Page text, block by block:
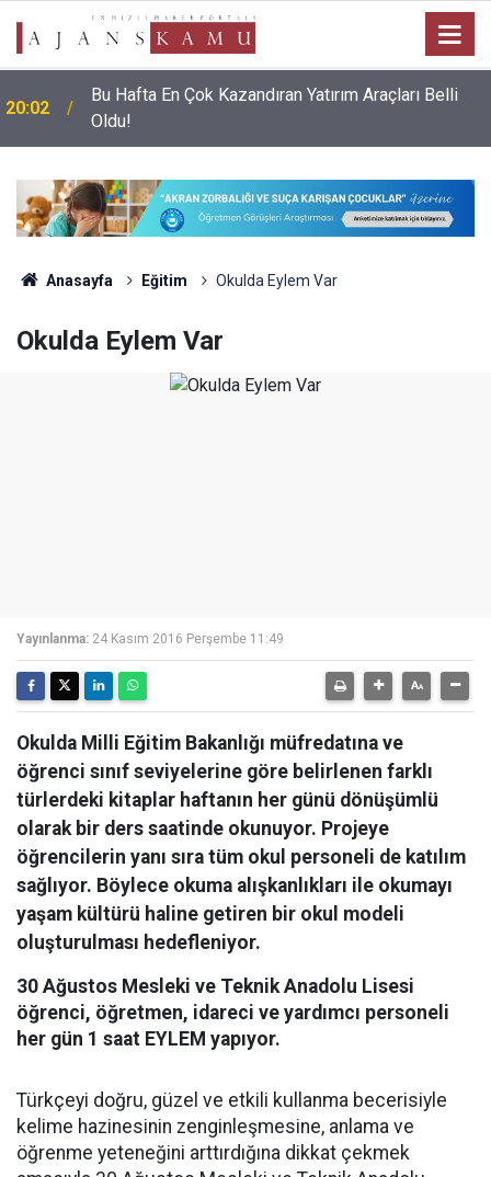
20:02
Bu Hafta En Çok Kazandıran Yatırım Araçları Belli
Oldu!
Anasayfa Eğitim Okulda Eylem Var
Okulda Eylem Var
Yayınlanma: 24 Kasım 2016 Perşembe 11:49
Okulda Milli Eğitim Bakanlığı müfredatına ve
öğrenci sınıf seviyelerine göre belirlenen farklı
türlerdeki kitaplar haftanın her günü dönüşümlü
olarak bir ders saatinde okunuyor. Projeye
öğrencilerin yanı sıra tüm okul personeli de katılım
sağlıyor. Böylece okuma alışkanlıkları ile okumayı
yaşam kültürü haline getiren bir okul modeli
oluşturulması hedefleniyor.
30 Ağustos Mesleki ve Teknik Anadolu Lisesi
öğrenci, öğretmen, idareci ve yardımcı personeli
her gün 1 saat EYLEM yapıyor.
Türkçeyi doğru, güzel ve etkili kullanma becerisiyle
kelime hazinesinin zenginleşmesine, anlama ve
öğrenme yeteneğini arttırdığına dikkat çekmek